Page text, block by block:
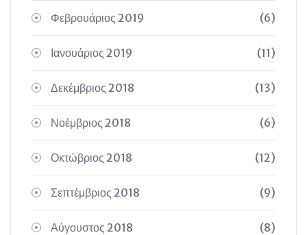
Φεβρουάριος 2019 (6)
Ιανουάριος 2019 (11)
Δεκέμβριος 2018 (13)
Νοέμβριος 2018 (6)
Οκτώβριος 2018 (12)
Σεπτέμβριος 2018 (9)
Αύγουστος 2018 (8)